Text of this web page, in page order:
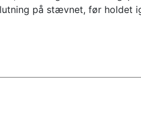
på stævnet, før holdet